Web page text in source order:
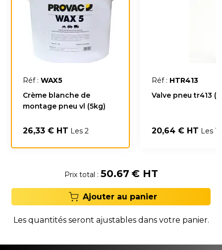
Réf : WAX5
Crème blanche de
montage pneu vl (5kg)
26,33 € HT Les 2
Réf : HTR413
Valve pneu tr413
20,64 € HT Les
Prix total : 50.67 € HT
Ajouter au panier
Les quantités seront ajustables dans votre panier.